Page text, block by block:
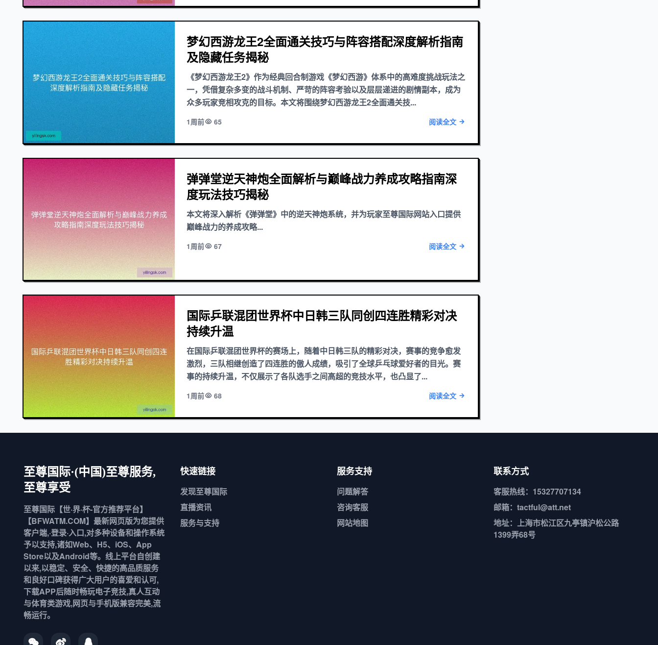
梦幻西游龙王2全面通关技巧与阵容搭配深度解析指南
及隐藏任务揭秘
《梦幻西游龙王2》作为经典回合制游戏《梦幻西游》体系中的高难度挑战玩法之
一，凭借复杂多变的战斗机制、严苛的阵容考验以及层层递进的剧情副本，成为
众多玩家竞相攻克的目标。本文将围绕梦幻西游龙王2全面通关技...
1周前 65 阅读全文
弹弹堂逆天神炮全面解析与巅峰战力养成攻略指南深
度玩法技巧揭秘
本文将深入解析《弹弹堂》中的逆天神炮系统，并为玩家至尊国际网站入口提供
巅峰战力的养成攻略...
1周前 67 阅读全文
国际乒联混团世界杯中日韩三队同创四连胜精彩对决
持续升温
在国际乒联混团世界杯的赛场上，随着中日韩三队的精彩对决，赛事的竞争愈发
激烈，三队相继创造了四连胜的傲人成绩，吸引了全球乒乓球爱好者的目光。赛
事的持续升温，不仅展示了各队选手之间高超的竞技水平，也凸显了...
1周前 68 阅读全文
至尊国际·(中国)至尊服务,
至尊享受
至尊国际【世·界·杯-官方推荐平台】
【BFWATM.COM】最新网页版为您提供
客户端,·登录·入口,对多种设备和操作系统
予以支持,诸如Web、H5、iOS、App
Store以及Android等。线上平台自创建
以来,以稳定、安全、快捷的高品质服务
和良好口碑获得广大用户的喜爱和认可,
下载APP后随时畅玩电子竞技,真人互动
与体育类游戏,网页与手机版兼容完美,流
畅运行。
快速链接
发现至尊国际
直播资讯
服务与支持
服务支持
问题解答
咨询客服
网站地图
联系方式
客服热线：15327707134
邮箱：tactful@att.net
地址：上海市松江区九亭镇沪松公路
1399弄68号